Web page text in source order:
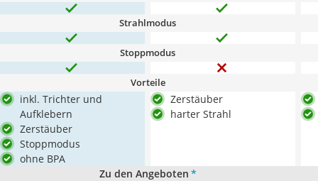
Strahlmodus
Stoppmodus
Vorteile
inkl. Trichter und
Aufklebern
Zerstäuber
Stoppmodus
ohne BPA
Zerstäuber
harter Strahl
Zu den Angeboten *